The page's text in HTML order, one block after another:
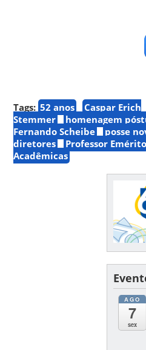
Tags: 52 anos
Caspar Erich
Stemmer
homenagem
Fernando Scheibe
posse
diretores
Professor Emérito
Acadêmicas
AGO
7
sex